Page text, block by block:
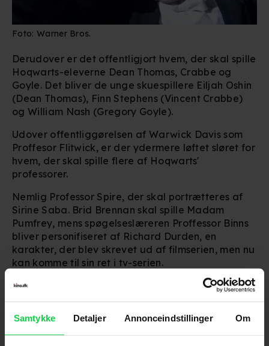
Samtykke Detaljer Annonceindstillinger Om
Foto: Warner Bros.
Derudover er det offentligjort hvem, der skal spille
Hoqwarts-eleverne Dean Thomas, Crabbe og
Goyle. Det bliver de unge skuespillere Eiljah Oshin
(Dean Thomas), Finn Stephens (Vincent Crabbe)
og William Nash (Gregory Goyle).
Udover offentliggørelsen af Warwick Davis som
Proffesor Flitwick, er der ydermere løftet sløret for
hvem, der skal spille flere af Hoqwarts'
professorer.
Nemlig Professor Spire, der skal portrætteres af
Sirine Saba. Brid Brennan skal spille Madam
Pumfrey, mens spøgelseslæreren Proffessor Binns
bliver personifiseret af Richard Durden, en
karakter, der blev skrevet ud af filmserien, men nu
kan komme til sin ret i tv-serien.
Harry Potter-serien forventes at få premiere i 2027
på HBO Max.